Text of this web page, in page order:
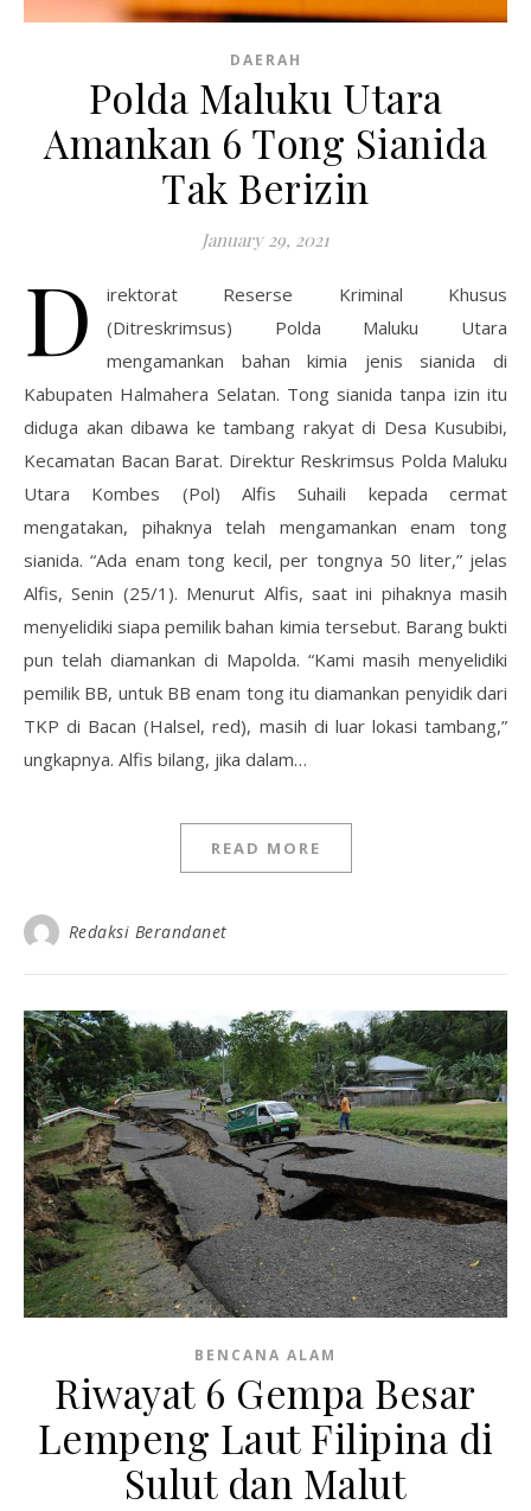
DAERAH
Polda Maluku Utara
Amankan 6 Tong Sianida
Tak Berizin
January 29, 2021
D
irektorat Reserse Kriminal Khusus
(Ditreskrimsus) Polda Maluku Utara
mengamankan bahan kimia jenis sianida di
Kabupaten Halmahera Selatan. Tong sianida tanpa izin itu
diduga akan dibawa ke tambang rakyat di Desa Kusubibi,
Kecamatan Bacan Barat. Direktur Reskrimsus Polda Maluku
Utara Kombes (Pol) Alfis Suhaili kepada cermat
mengatakan, pihaknya telah mengamankan enam tong
sianida. “Ada enam tong kecil, per tongnya 50 liter,” jelas
Alfis, Senin (25/1). Menurut Alfis, saat ini pihaknya masih
menyelidiki siapa pemilik bahan kimia tersebut. Barang bukti
pun telah diamankan di Mapolda. “Kami masih menyelidiki
pemilik BB, untuk BB enam tong itu diamankan penyidik dari
TKP di Bacan (Halsel, red), masih di luar lokasi tambang,”
ungkapnya. Alfis bilang, jika dalam…
READ MORE
Redaksi Berandanet
BENCANA ALAM
Riwayat 6 Gempa Besar
Lempeng Laut Filipina di
Sulut dan Malut